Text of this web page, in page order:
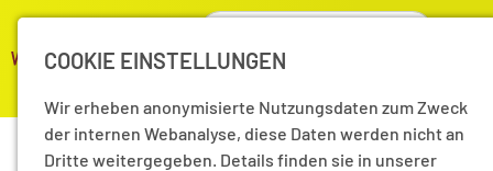
COOKIE EINSTELLUNGEN
Wir erheben anonymisierte Nutzungsdaten zum Zweck
der internen Webanalyse, diese Daten werden nicht an
Dritte weitergegeben. Details finden sie in unserer